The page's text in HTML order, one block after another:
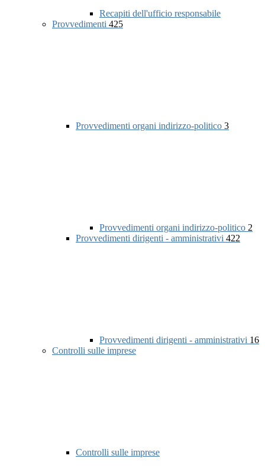
Recapiti dell'ufficio responsabile
Provvedimenti 425
Provvedimenti organi indirizzo-politico 3
Provvedimenti organi indirizzo-politico 2
Provvedimenti dirigenti - amministrativi 422
Provvedimenti dirigenti - amministrativi 16
Controlli sulle imprese
Controlli sulle imprese